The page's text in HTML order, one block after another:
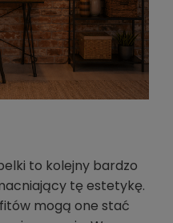
to kolejny bardzo
tę estetykę.
mogą one stać